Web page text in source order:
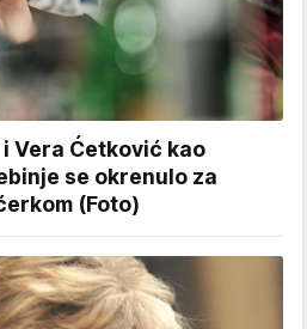
Vera Ćetković kao
se okrenulo za
(Foto)